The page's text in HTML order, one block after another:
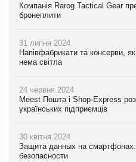
Компанія Rarog Tactical Gear
бронеплити
31 липня 2024
Напівфабрикати та консерви,
нема світла
24 червня 2024
Meest Пошта і Shop-Express
українських підприємців
30 квітня 2024
Защита данных на
безопасности